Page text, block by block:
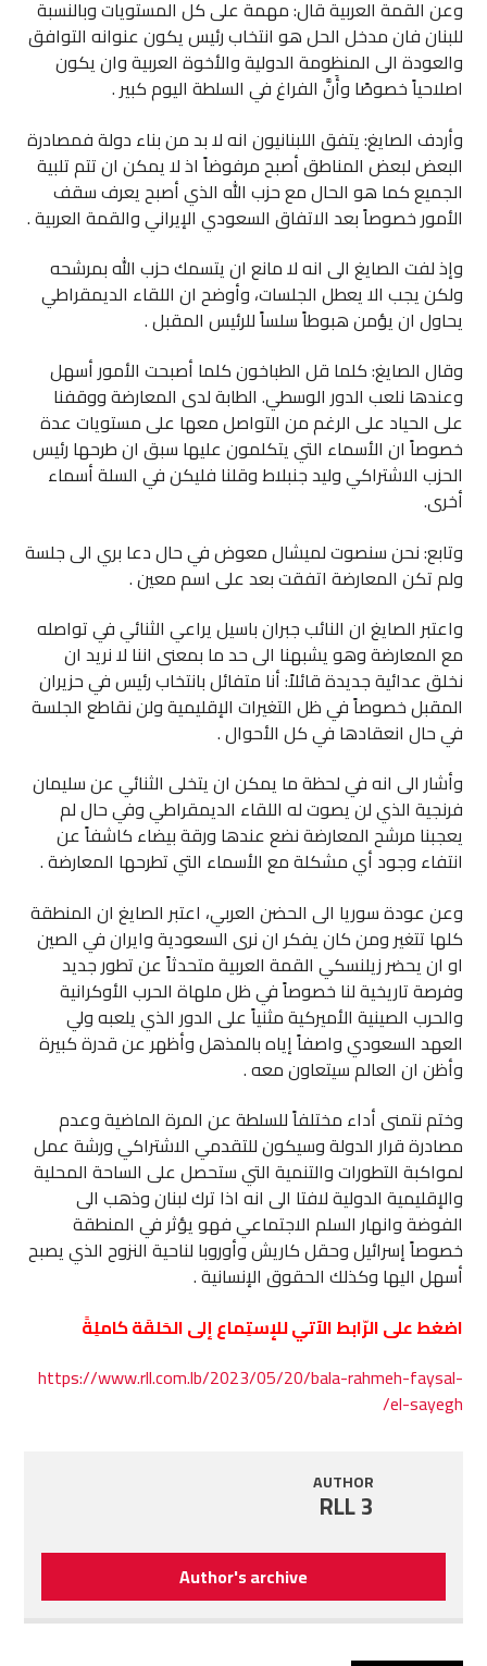
وعن القمة العربية قال: مهمة على كل المستويات وبالنسبة
للبنان فان مدخل الحل هو انتخاب رئيس يكون عنوانه التوافق
والعودة الى المنظومة الدولية والأخوة العربية وان يكون
اصلاحياً خصوصًا وأَنَّ الفراغ في السلطة اليوم كبير .
وأردف الصايغ: يتفق اللبنانيون انه لا بد من بناء دولة فمصادرة
البعض لبعض المناطق أصبح مرفوضاً اذ لا يمكن ان تتم تلبية
الجميع كما هو الحال مع حزب الله الذي أصبح يعرف سقف
الأمور خصوصاً بعد الاتفاق السعودي الإيراني والقمة العربية .
وإذ لفت الصايغ الى انه لا مانع ان يتسمك حزب الله بمرشحه
ولكن يجب الا يعطل الجلسات، وأوضح ان اللقاء الديمقراطي
يحاول ان يؤمن هبوطاً سلساً للرئيس المقبل .
وقال الصايغ: كلما قل الطباخون كلما أصبحت الأمور أسهل
وعندها نلعب الدور الوسطي. الطابة لدى المعارضة ووقفنا
على الحياد على الرغم من التواصل معها على مستويات عدة
خصوصاً ان الأسماء التي يتكلمون عليها سبق ان طرحها رئيس
الحزب الاشتراكي وليد جنبلاط وقلنا فليكن في السلة أسماء
أخرى.
وتابع: نحن سنصوت لميشال معوض في حال دعا بري الى جلسة
ولم تكن المعارضة اتفقت بعد على اسم معين .
واعتبر الصايغ ان النائب جبران باسيل يراعي الثنائي في تواصله
مع المعارضة وهو يشبهنا الى حد ما بمعنى اننا لا نريد ان
نخلق عدائية جديدة قائلاً: أنا متفائل بانتخاب رئيس في حزيران
المقبل خصوصاً في ظل التغيرات الإقليمية ولن نقاطع الجلسة
في حال انعقادها في كل الأحوال .
وأشار الى انه في لحظة ما يمكن ان يتخلى الثنائي عن سليمان
فرنجية الذي لن يصوت له اللقاء الديمقراطي وفي حال لم
يعجبنا مرشح المعارضة نضع عندها ورقة بيضاء كاشفاً عن
انتفاء وجود أي مشكلة مع الأسماء التي تطرحها المعارضة .
وعن عودة سوريا الى الحضن العربي، اعتبر الصايغ ان المنطقة
كلها تتغير ومن كان يفكر ان نرى السعودية وايران في الصين
او ان يحضر زيلنسكي القمة العربية متحدثاً عن تطور جديد
وفرصة تاريخية لنا خصوصاً في ظل ملهاة الحرب الأوكرانية
والحرب الصينية الأميركية مثنياً على الدور الذي يلعبه ولي
العهد السعودي واصفاً إياه بالمذهل وأظهر عن قدرة كبيرة
وأظن ان العالم سيتعاون معه .
وختم نتمنى أداء مختلفاً للسلطة عن المرة الماضية وعدم
مصادرة قرار الدولة وسيكون للتقدمي الاشتراكي ورشة عمل
لمواكبة التطورات والتنمية التي ستحصل على الساحة المحلية
والإقليمية الدولية لافتا الى انه اذا ترك لبنان وذهب الى
الفوضة وانهار السلم الاجتماعي فهو يؤثر في المنطقة
خصوصاً إسرائيل وحقل كاريش وأوروبا لناحية النزوح الذي يصبح
أسهل اليها وكذلك الحقوق الإنسانية .
اضغط على الرّابط الآتي للإِستِماع إلى الحَلقَة كاملِةً
https://www.rll.com.lb/2023/05/20/bala-rahmeh-faysal-
el-sayegh/
AUTHOR
RLL 3
Author's archive